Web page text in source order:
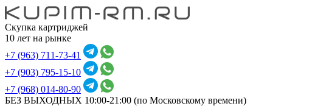
Скупка картриджей
10 лет на рынке
+7 (963) 711-73-41
+7 (903) 795-15-10
+7 (968) 014-80-90
БЕЗ ВЫХОДНЫХ 10:00-21:00 (по Московскому времени)